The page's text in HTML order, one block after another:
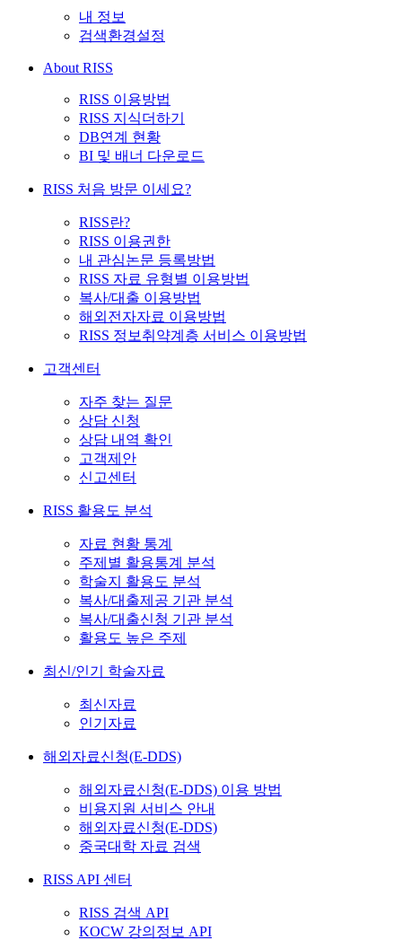
내 정보
검색환경설정
About RISS
RISS 이용방법
RISS 지식더하기
DB연계 현황
BI 및 배너 다운로드
RISS 처음 방문 이세요?
RISS란?
RISS 이용권한
내 관심논문 등록방법
RISS 자료 유형별 이용방법
복사/대출 이용방법
해외전자자료 이용방법
RISS 정보취약계층 서비스 이용방법
고객센터
자주 찾는 질문
상담 신청
상담 내역 확인
고객제안
신고센터
RISS 활용도 분석
자료 현황 통계
주제별 활용통계 분석
학술지 활용도 분석
복사/대출제공 기관 분석
복사/대출신청 기관 분석
활용도 높은 주제
최신/인기 학술자료
최신자료
인기자료
해외자료신청(E-DDS)
해외자료신청(E-DDS) 이용 방법
비용지원 서비스 안내
해외자료신청(E-DDS)
중국대학 자료 검색
RISS API 센터
RISS 검색 API
KOCW 강의정보 API